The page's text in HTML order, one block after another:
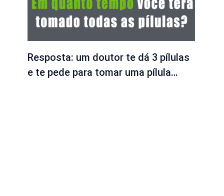
Resposta: um doutor te dá 3 pílulas
e te pede para tomar uma pílula…